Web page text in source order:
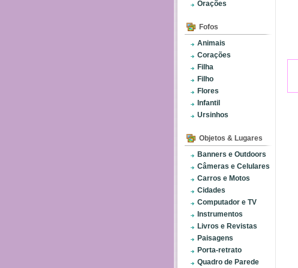
Orações
Fofos
Animais
Corações
Filha
Filho
Flores
Infantil
Ursinhos
Objetos & Lugares
Banners e Outdoors
Câmeras e Celulares
Carros e Motos
Cidades
Computador e TV
Instrumentos
Livros e Revistas
Paisagens
Porta-retrato
Quadro de Parede